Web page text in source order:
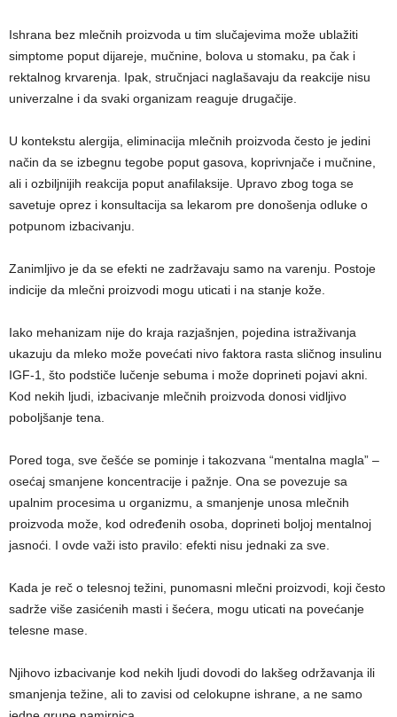
Ishrana bez mlečnih proizvoda u tim slučajevima može ublažiti
simptome poput dijareje, mučnine, bolova u stomaku, pa čak i
rektalnog krvarenja. Ipak, stručnjaci naglašavaju da reakcije nisu
univerzalne i da svaki organizam reaguje drugačije.
U kontekstu alergija, eliminacija mlečnih proizvoda često je jedini
način da se izbegnu tegobe poput gasova, koprivnjače i mučnine,
ali i ozbiljnijih reakcija poput anafilaksije. Upravo zbog toga se
savetuje oprez i konsultacija sa lekarom pre donošenja odluke o
potpunom izbacivanju.
Zanimljivo je da se efekti ne zadržavaju samo na varenju. Postoje
indicije da mlečni proizvodi mogu uticati i na stanje kože.
Iako mehanizam nije do kraja razjašnjen, pojedina istraživanja
ukazuju da mleko može povećati nivo faktora rasta sličnog insulinu
IGF-1, što podstiče lučenje sebuma i može doprineti pojavi akni.
Kod nekih ljudi, izbacivanje mlečnih proizvoda donosi vidljivo
poboljšanje tena.
Pored toga, sve češće se pominje i takozvana “mentalna magla” –
osećaj smanjene koncentracije i pažnje. Ona se povezuje sa
upalnim procesima u organizmu, a smanjenje unosa mlečnih
proizvoda može, kod određenih osoba, doprineti boljoj mentalnoj
jasnoći. I ovde važi isto pravilo: efekti nisu jednaki za sve.
Kada je reč o telesnoj težini, punomasni mlečni proizvodi, koji često
sadrže više zasićenih masti i šećera, mogu uticati na povećanje
telesne mase.
Njihovo izbacivanje kod nekih ljudi dovodi do lakšeg održavanja ili
smanjenja težine, ali to zavisi od celokupne ishrane, a ne samo